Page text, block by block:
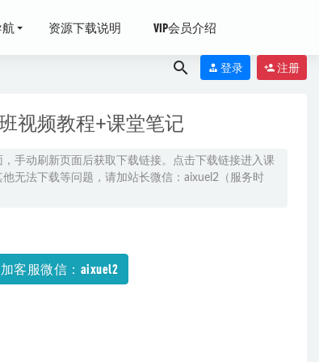
资源下载说明 VIP会员介绍
登录 注册
视频教程+课堂笔记
手动刷新页面后获取下载链接。点击下载链接进入课
无法下载等问题，请加站长微信：aixuel2（服务时
客服微信：aixuel2